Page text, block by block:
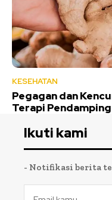
KESEHATAN
Pegagan dan
Terapi
Ikuti kami
- Notifikasi berita